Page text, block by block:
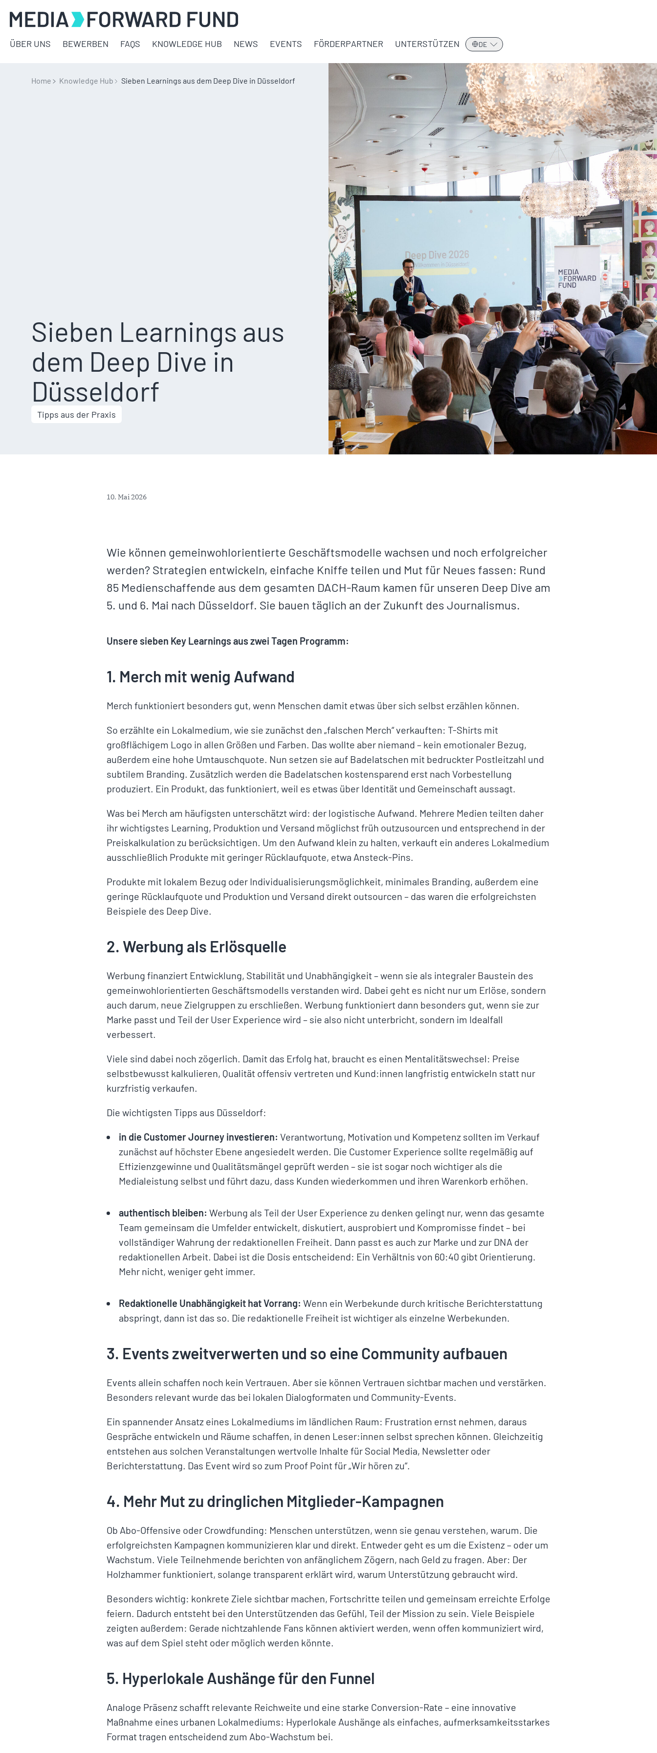
ÜBER UNS BEWERBEN FAQS KNOWLEDGE HUB NEWS EVENTS FÖRDERPARTNER UNTERSTÜTZEN DE
Home Knowledge Hub Sieben Learnings aus dem Deep Dive in Düsseldorf
Sieben Learnings aus
dem Deep Dive in
Düsseldorf
Tipps aus der Praxis
10. Mai 2026
Wie können gemeinwohlorientierte Geschäftsmodelle wachsen und noch erfolgreicher
werden? Strategien entwickeln, einfache Kniffe teilen und Mut für Neues fassen: Rund
85 Medienschaffende aus dem gesamten DACH-Raum kamen für unseren Deep Dive am
5. und 6. Mai nach Düsseldorf. Sie bauen täglich an der Zukunft des Journalismus.
Unsere sieben Key Learnings aus zwei Tagen Programm:
1. Merch mit wenig Aufwand
Merch funktioniert besonders gut, wenn Menschen damit etwas über sich selbst erzählen können.
So erzählte ein Lokalmedium, wie sie zunächst den „falschen Merch“ verkauften: T-Shirts mit
großflächigem Logo in allen Größen und Farben. Das wollte aber niemand – kein emotionaler Bezug,
außerdem eine hohe Umtauschquote. Nun setzen sie auf Badelatschen mit bedruckter Postleitzahl und
subtilem Branding. Zusätzlich werden die Badelatschen kostensparend erst nach Vorbestellung
produziert. Ein Produkt, das funktioniert, weil es etwas über Identität und Gemeinschaft aussagt.
Was bei Merch am häufigsten unterschätzt wird: der logistische Aufwand. Mehrere Medien teilten daher
ihr wichtigstes Learning, Produktion und Versand möglichst früh outzusourcen und entsprechend in der
Preiskalkulation zu berücksichtigen. Um den Aufwand klein zu halten, verkauft ein anderes Lokalmedium
ausschließlich Produkte mit geringer Rücklaufquote, etwa Ansteck-Pins.
Produkte mit lokalem Bezug oder Individualisierungsmöglichkeit, minimales Branding, außerdem eine
geringe Rücklaufquote und Produktion und Versand direkt outsourcen – das waren die erfolgreichsten
Beispiele des Deep Dive.
2. Werbung als Erlösquelle
Werbung finanziert Entwicklung, Stabilität und Unabhängigkeit – wenn sie als integraler Baustein des
gemeinwohlorientierten Geschäftsmodells verstanden wird. Dabei geht es nicht nur um Erlöse, sondern
auch darum, neue Zielgruppen zu erschließen. Werbung funktioniert dann besonders gut, wenn sie zur
Marke passt und Teil der User Experience wird – sie also nicht unterbricht, sondern im Idealfall
verbessert.
Viele sind dabei noch zögerlich. Damit das Erfolg hat, braucht es einen Mentalitätswechsel: Preise
selbstbewusst kalkulieren, Qualität offensiv vertreten und Kund:innen langfristig entwickeln statt nur
kurzfristig verkaufen.
Die wichtigsten Tipps aus Düsseldorf:
in die Customer Journey investieren: Verantwortung, Motivation und Kompetenz sollten im Verkauf
zunächst auf höchster Ebene angesiedelt werden. Die Customer Experience sollte regelmäßig auf
Effizienzgewinne und Qualitätsmängel geprüft werden – sie ist sogar noch wichtiger als die
Medialeistung selbst und führt dazu, dass Kunden wiederkommen und ihren Warenkorb erhöhen.
authentisch bleiben: Werbung als Teil der User Experience zu denken gelingt nur, wenn das gesamte
Team gemeinsam die Umfelder entwickelt, diskutiert, ausprobiert und Kompromisse findet – bei
vollständiger Wahrung der redaktionellen Freiheit. Dann passt es auch zur Marke und zur DNA der
redaktionellen Arbeit. Dabei ist die Dosis entscheidend: Ein Verhältnis von 60:40 gibt Orientierung.
Mehr nicht, weniger geht immer.
Redaktionelle Unabhängigkeit hat Vorrang: Wenn ein Werbekunde durch kritische Berichterstattung
abspringt, dann ist das so. Die redaktionelle Freiheit ist wichtiger als einzelne Werbekunden.
3. Events zweitverwerten und so eine Community aufbauen
Events allein schaffen noch kein Vertrauen. Aber sie können Vertrauen sichtbar machen und verstärken.
Besonders relevant wurde das bei lokalen Dialogformaten und Community-Events.
Ein spannender Ansatz eines Lokalmediums im ländlichen Raum: Frustration ernst nehmen, daraus
Gespräche entwickeln und Räume schaffen, in denen Leser:innen selbst sprechen können. Gleichzeitig
entstehen aus solchen Veranstaltungen wertvolle Inhalte für Social Media, Newsletter oder
Berichterstattung. Das Event wird so zum Proof Point für „Wir hören zu“.
4. Mehr Mut zu dringlichen Mitglieder-Kampagnen
Ob Abo-Offensive oder Crowdfunding: Menschen unterstützen, wenn sie genau verstehen, warum. Die
erfolgreichsten Kampagnen kommunizieren klar und direkt. Entweder geht es um die Existenz – oder um
Wachstum. Viele Teilnehmende berichten von anfänglichem Zögern, nach Geld zu fragen. Aber: Der
Holzhammer funktioniert, solange transparent erklärt wird, warum Unterstützung gebraucht wird.
Besonders wichtig: konkrete Ziele sichtbar machen, Fortschritte teilen und gemeinsam erreichte Erfolge
feiern. Dadurch entsteht bei den Unterstützenden das Gefühl, Teil der Mission zu sein. Viele Beispiele
zeigten außerdem: Gerade nichtzahlende Fans können aktiviert werden, wenn offen kommuniziert wird,
was auf dem Spiel steht oder möglich werden könnte.
5. Hyperlokale Aushänge für den Funnel
Analoge Präsenz schafft relevante Reichweite und eine starke Conversion-Rate – eine innovative
Maßnahme eines urbanen Lokalmediums: Hyperlokale Aushänge als einfaches, aufmerksamkeitsstarkes
Format tragen entscheidend zum Abo-Wachstum bei.